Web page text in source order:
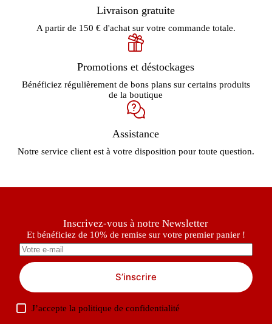
Livraison gratuite
A partir de 150 € d'achat sur votre commande totale.
Promotions et déstockages
Bénéficiez régulièrement de bons plans sur certains produits
de la boutique
Assistance
Notre service client est à votre disposition pour toute question.
Inscrivez-vous à notre Newsletter
Et bénéficiez de 10% de remise sur votre premier panier !
S’inscrire
J’accepte lapolitique de confidentialité